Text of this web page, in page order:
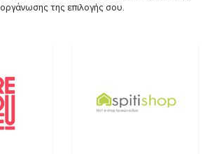
οργάνωσης της επιλογής σου.